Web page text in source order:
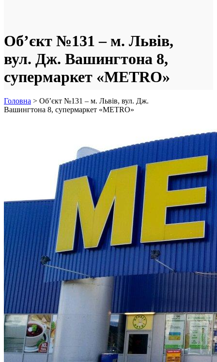
Об’єкт №131 – м. Львів,
вул. Дж. Вашингтона 8,
супермаркет «METRO»
Головна > Об’єкт №131 – м. Львів, вул. Дж.
Вашингтона 8, супермаркет «METRO»